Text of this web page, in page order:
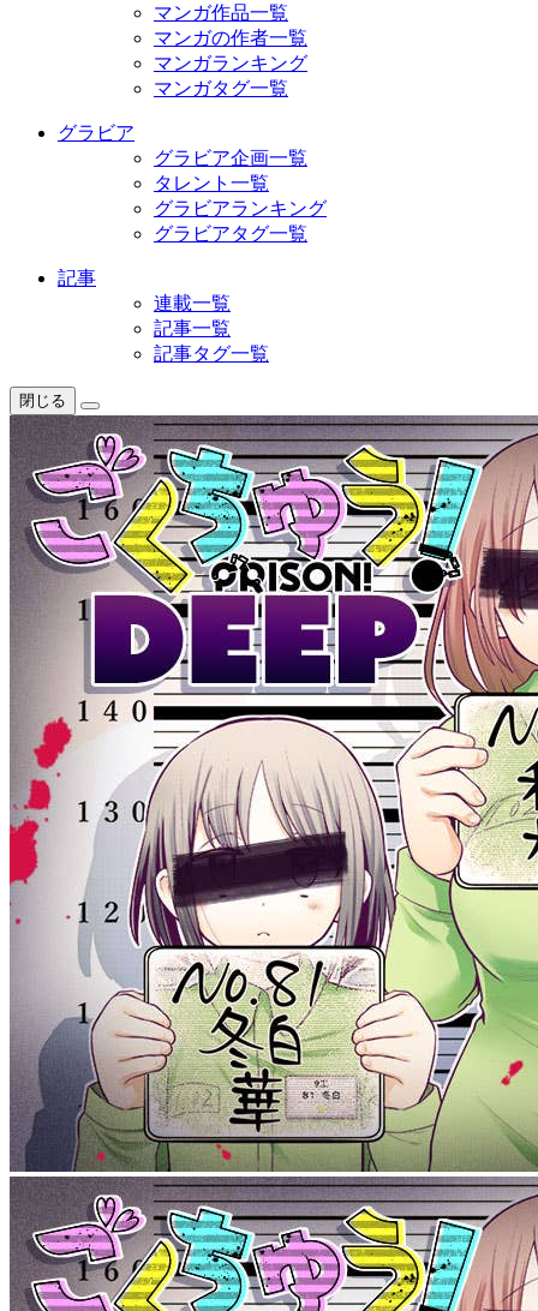
マンガ作品一覧
マンガの作者一覧
マンガランキング
マンガタグ一覧
グラビア
グラビア企画一覧
タレント一覧
グラビアランキング
グラビアタグ一覧
記事
連載一覧
記事一覧
記事タグ一覧
閉じる